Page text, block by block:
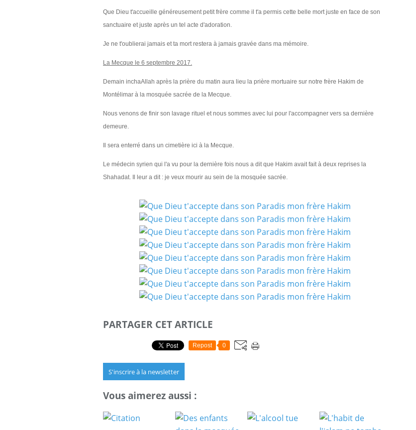
Que Dieu t'accueille généreusement petit frère comme il t'a permis cette belle mort juste en face de son
sanctuaire et juste après un tel acte d'adoration.
Je ne t'oublierai jamais et ta mort restera à jamais gravée dans ma mémoire.
La Mecque le 6 septembre 2017.
Demain inchaAllah après la prière du matin aura lieu la prière mortuaire sur notre frère Hakim de
Montélimar à la mosquée sacrée de la Mecque.
Nous venons de finir son lavage rituel et nous sommes avec lui pour l'accompagner vers sa dernière
demeure.
Il sera enterré dans un cimetière ici à la Mecque.
Le médecin syrien qui l'a vu pour la dernière fois nous a dit que Hakim avait fait à deux reprises la
Shahadat. Il leur a dit : je veux mourir au sein de la mosquée sacrée.
PARTAGER CET ARTICLE
Repost 0
S'inscrire à la newsletter
Vous aimerez aussi :